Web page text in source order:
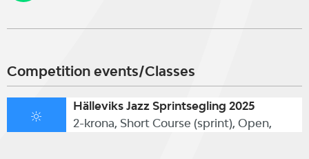
Competition events/Classes
Hälleviks Jazz Sprintsegling 2025
2-krona, Short Course (sprint), Open,